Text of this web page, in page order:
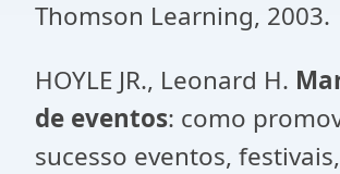
Thomson Learning, 2003.
HOYLE JR., Leonard H.
de eventos: como
sucesso eventos, festivais,